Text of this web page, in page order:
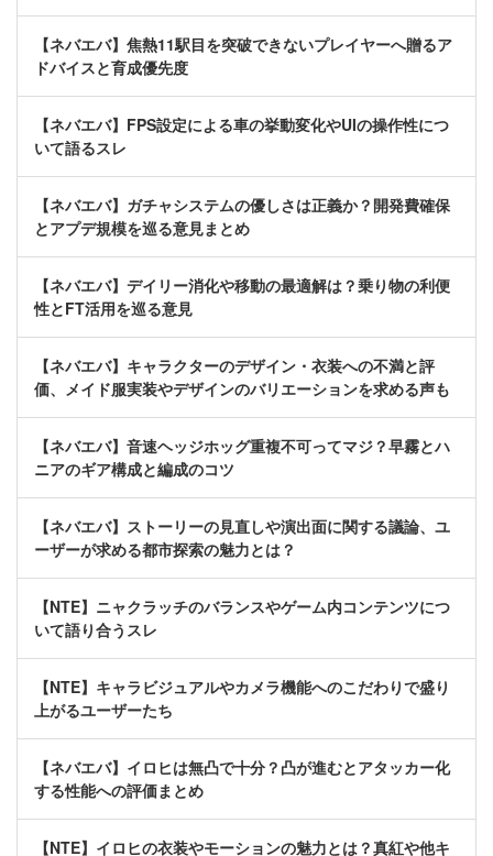
【ネバエバ】焦熱11駅目を突破できないプレイヤーへ贈るア
ドバイスと育成優先度
【ネバエバ】FPS設定による車の挙動変化やUIの操作性につ
いて語るスレ
【ネバエバ】ガチャシステムの優しさは正義か？開発費確保
とアプデ規模を巡る意見まとめ
【ネバエバ】デイリー消化や移動の最適解は？乗り物の利便
性とFT活用を巡る意見
【ネバエバ】キャラクターのデザイン・衣装への不満と評
価、メイド服実装やデザインのバリエーションを求める声も
【ネバエバ】音速ヘッジホッグ重複不可ってマジ？早霧とハ
ニアのギア構成と編成のコツ
【ネバエバ】ストーリーの見直しや演出面に関する議論、ユ
ーザーが求める都市探索の魅力とは？
【NTE】ニャクラッチのバランスやゲーム内コンテンツにつ
いて語り合うスレ
【NTE】キャラビジュアルやカメラ機能へのこだわりで盛り
上がるユーザーたち
【ネバエバ】イロヒは無凸で十分？凸が進むとアタッカー化
する性能への評価まとめ
【NTE】イロヒの衣装やモーションの魅力とは？真紅や他キ